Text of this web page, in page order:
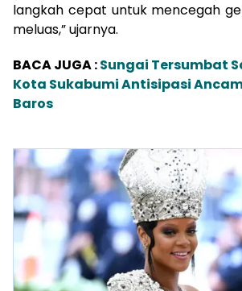
langkah cepat untuk mencegah
meluas,” ujarnya.
BACA JUGA :Sungai Tersumbat
Kota Sukabumi Antisipasi
Baros